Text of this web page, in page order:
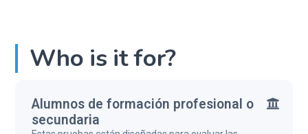
Who is it for?
Alumnos de formación profesional o
secundaria